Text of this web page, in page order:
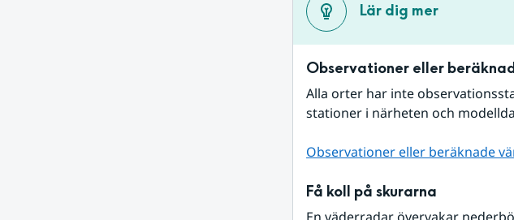
Lär dig mer
Observationer eller
Alla orter har inte
stationer i närheten och
Observationer eller beräknade
Få koll på skurarna